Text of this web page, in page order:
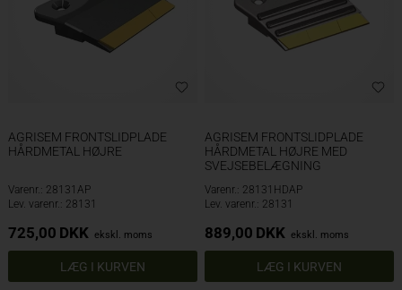
AGRISEM FRONTSLIDPLADE
HÅRDMETAL HØJRE
Varenr.: 28131AP
Lev. varenr.: 28131
725,00 DKK ekskl. moms
AGRISEM FRONTSLIDPLADE
HÅRDMETAL HØJRE MED
SVEJSEBELÆGNING
Varenr.: 28131HDAP
Lev. varenr.: 28131
889,00 DKK ekskl. moms